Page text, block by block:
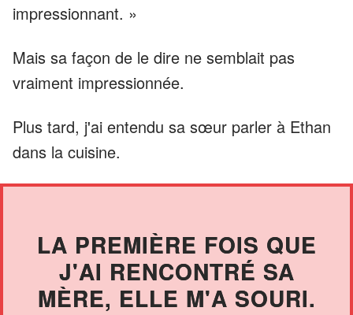
impressionnant. »
Mais sa façon de le dire ne semblait pas
vraiment impressionnée.
Plus tard, j'ai entendu sa sœur parler à Ethan
dans la cuisine.
LA PREMIÈRE FOIS QUE
J'AI RENCONTRÉ SA
MÈRE, ELLE M'A SOURI.